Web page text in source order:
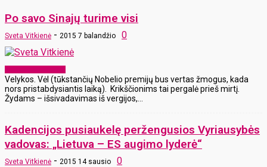
Po savo Sinajų turime visi
Sveta Vitkienė - 2015 7 balandžio 0
Velykos. Vėl (tūkstančių Nobelio premijų bus vertas žmogus, kada
nors pristabdysiantis laiką). Krikščionims tai pergalė prieš mirtį.
Žydams – išsivadavimas iš vergijos,...
Kadencijos pusiaukelę peržengusios Vyriausybės
vadovas: „Lietuva – ES augimo lyderė“
Sveta Vitkienė - 2015 14 sausio 0